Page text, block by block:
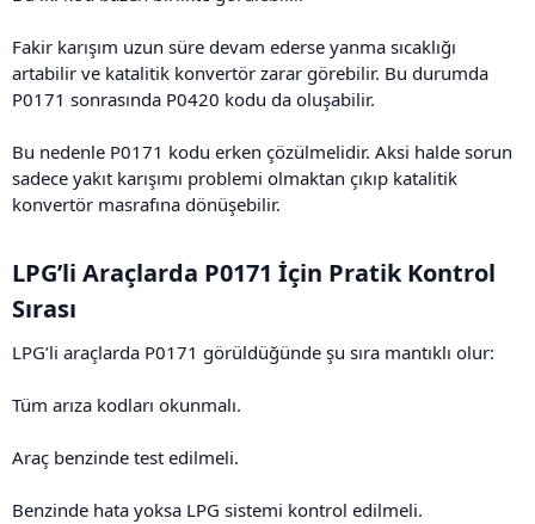
Fakir karışım uzun süre devam ederse yanma sıcaklığı
artabilir ve katalitik konvertör zarar görebilir. Bu durumda
P0171 sonrasında P0420 kodu da oluşabilir.
Bu nedenle P0171 kodu erken çözülmelidir. Aksi halde sorun
sadece yakıt karışımı problemi olmaktan çıkıp katalitik
konvertör masrafına dönüşebilir.
LPG’li Araçlarda P0171 İçin Pratik Kontrol
Sırası​
LPG’li araçlarda P0171 görüldüğünde şu sıra mantıklı olur:
Tüm arıza kodları okunmalı.
Araç benzinde test edilmeli.
Benzinde hata yoksa LPG sistemi kontrol edilmeli.